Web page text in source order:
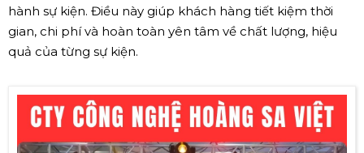
hành sự kiện. Điều này giúp khách hàng tiết kiệm thời
gian, chi phí và hoàn toàn yên tâm về chất lượng, hiệu
quả của từng sự kiện.